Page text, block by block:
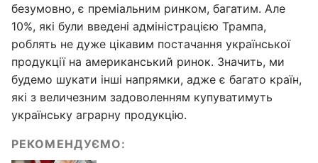
безумовно, є преміальним ринком, багатим. Але
10%, які були введені адміністрацією Трампа,
роблять не дуже цікавим постачання української
продукції на американський ринок. Значить, ми
будемо шукати інші напрямки, адже є багато країн,
які з величезним задоволенням купуватимуть
українську аграрну продукцію.
РЕКОМЕНДУЄМО: